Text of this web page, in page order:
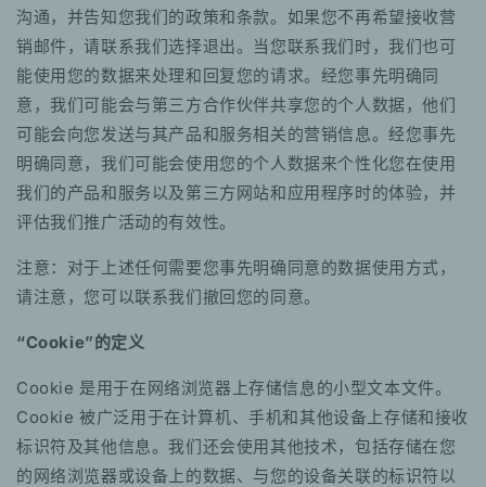
沟通，并告知您我们的政策和条款。如果您不再希望接收营
销邮件，请联系我们选择退出。当您联系我们时，我们也可
能使用您的数据来处理和回复您的请求。经您事先明确同
意，我们可能会与第三方合作伙伴共享您的个人数据，他们
可能会向您发送与其产品和服务相关的营销信息。经您事先
明确同意，我们可能会使用您的个人数据来个性化您在使用
我们的产品和服务以及第三方网站和应用程序时的体验，并
评估我们推广活动的有效性。
注意：对于上述任何需要您事先明确同意的数据使用方式，
请注意，您可以联系我们撤回您的同意。
“Cookie”的定义
Cookie 是用于在网络浏览器上存储信息的小型文本文件。
Cookie 被广泛用于在计算机、手机和其他设备上存储和接收
标识符及其他信息。我们还会使用其他技术，包括存储在您
的网络浏览器或设备上的数据、与您的设备关联的标识符以